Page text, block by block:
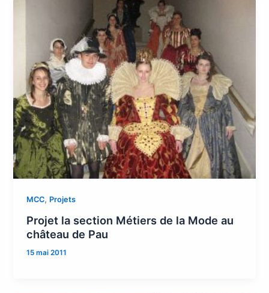
MCC, Projets
Projet la section Métiers de la Mode au
château de Pau
15 mai 2011